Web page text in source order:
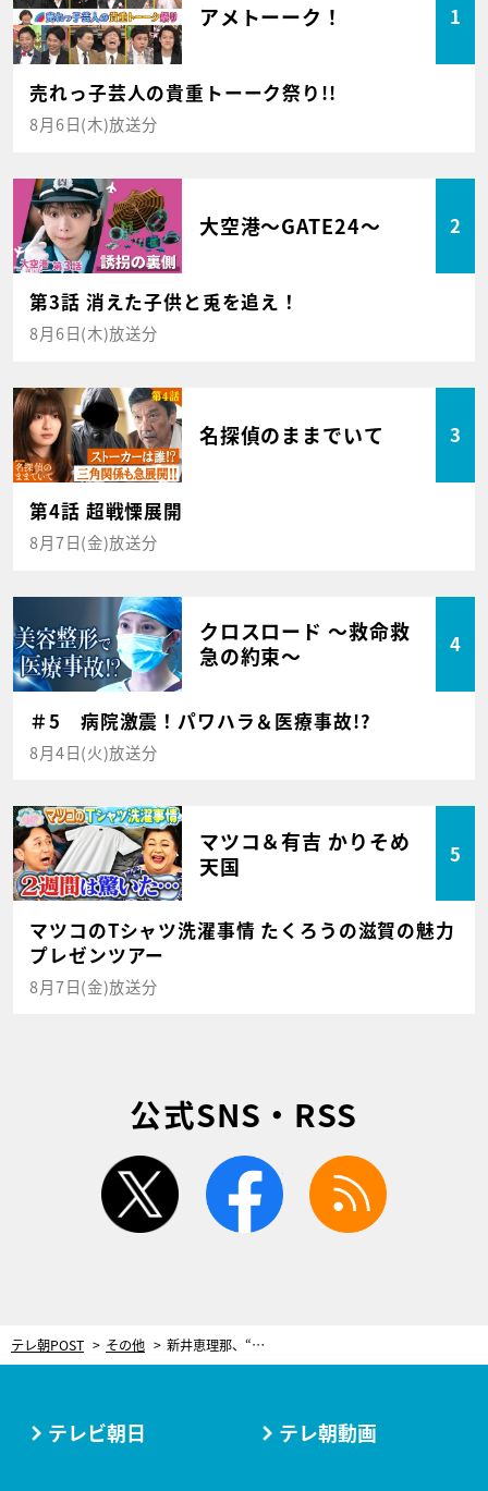
アメトーーク！ 1
売れっ子芸人の貴重トーーク祭り!!
8月6日(木)放送分
大空港～GATE24～ 2
第3話 消えた子供と兎を追え！
8月6日(木)放送分
名探偵のままでいて 3
第4話 超戦慄展開
8月7日(金)放送分
クロスロード ～救命救
急の約束～
4
＃5 病院激震！パワハラ＆医療事故!?
8月4日(火)放送分
マツコ＆有吉 かりそめ
天国
5
マツコのTシャツ洗濯事情 たくろうの滋賀の魅力
プレゼンツアー
8月7日(金)放送分
公式SNS・RSS
twitter facebook
テレ朝POST その他 新井恵理那、“狙いを定めた姿”がイケメンすぎ！「ピッチャーの逆再生」に挑戦
テレビ朝日 テレ朝動画